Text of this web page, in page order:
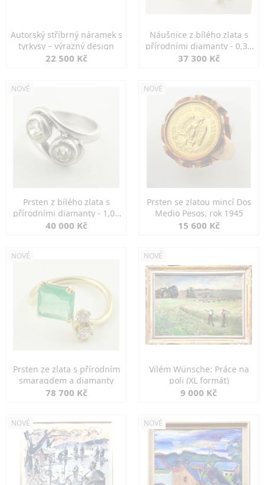
Autorský stříbrný náramek s
tyrkysy – výrazný design
22 500 Kč
Náušnice z bílého zlata s
přírodními diamanty - 0,30
ct
37 300 Kč
NOVÉ
Prsten z bílého zlata s
přírodními diamanty - 1,00
ct
40 000 Kč
NOVÉ
Prsten se zlatou mincí Dos
Medio Pesos, rok 1945
15 600 Kč
NOVÉ
Prsten ze zlata s přírodním
smaragdem a diamanty
78 700 Kč
NOVÉ
Vilém Wünsche: Práce na
poli (XL formát)
9 000 Kč
NOVÉ NOVÉ